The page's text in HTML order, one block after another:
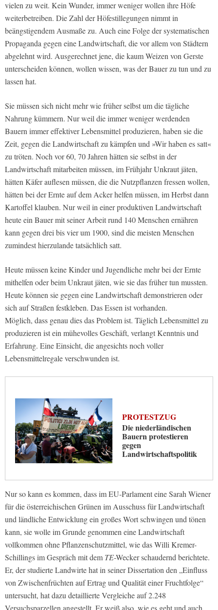
vielen zu weit. Kein Wunder, immer weniger wollen ihre Höfe
weiterbetreiben. Die Zahl der Höfestillegungen nimmt in
beängstigendem Ausmaße zu. Auch eine Folge der systematischen
Propaganda gegen eine Landwirtschaft, die vor allem von Städtern
abgelehnt wird. Ausgerechnet jene, die kaum Weizen von Gerste
unterscheiden können, wollen wissen, was der Bauer zu tun und zu
lassen hat.
Sie müssen sich nicht mehr wie früher selbst um die tägliche
Nahrung kümmern. Nur weil die immer weniger werdenden
Bauern immer effektiver Lebensmittel produzieren, haben sie die
Zeit, gegen die Landwirtschaft zu kämpfen und »Wir haben es satt«
zu tröten. Noch vor 60, 70 Jahren hätten sie selbst in der
Landwirtschaft mitarbeiten müssen, im Frühjahr Unkraut jäten,
hätten Käfer auflesen müssen, die die Nutzpflanzen fressen wollen,
hätten bei der Ernte auf dem Acker helfen müssen, im Herbst dann
Kartoffel klauben. Nur weil in einer produktiven Landwirtschaft
heute ein Bauer mit seiner Arbeit rund 140 Menschen ernähren
kann gegen drei bis vier um 1900, sind die meisten Menschen
zumindest hierzulande tatsächlich satt.
Heute müssen keine Kinder und Jugendliche mehr bei der Ernte
mithelfen oder beim Unkraut jäten, wie sie das früher tun mussten.
Heute können sie gegen eine Landwirtschaft demonstrieren oder
sich auf Straßen festkleben. Das Essen ist vorhanden.
Möglich, dass genau dies das Problem ist. Täglich Lebensmittel zu
produzieren ist ein mühevolles Geschäft, verlangt Kenntnis und
Erfahrung. Eine Einsicht, die angesichts noch voller
Lebensmittelregale verschwunden ist.
PROTESTZUG
Die niederländischen
Bauern protestieren
gegen
Landwirtschaftspolitik
Nur so kann es kommen, dass im EU-Parlament eine Sarah Wiener
für die österreichischen Grünen im Ausschuss für Landwirtschaft
und ländliche Entwicklung ein großes Wort schwingen und tönen
kann, sie wolle im Grunde genommen eine Landwirtschaft
vollkommen ohne Pflanzenschutzmittel, wie das Willi Kremer-
Schillings im Gespräch mit dem TE-Wecker schaudernd berichtete.
Er, der studierte Landwirte hat in seiner Dissertation den „Einfluss
von Zwischenfrüchten auf Ertrag und Qualität einer Fruchtfolge“
untersucht, hat dazu detaillierte Vergleiche auf 2.248
Versuchsparzellen angestellt. Er weiß also, wie es geht und auch,